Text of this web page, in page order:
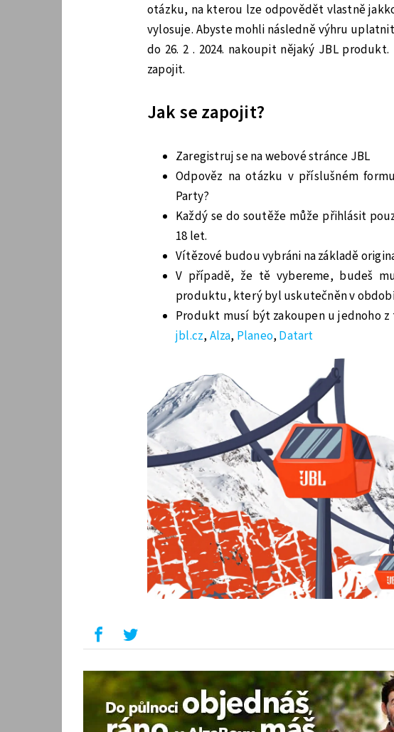
otázku, na kterou lze odpovědět vlastně
vylosuje. Abyste mohli následně výhru
do 26. 2 . 2024. nakoupit nějaký JBL
zapojit.
Jak se zapojit?
Zaregistruj se nawebové stránce JBL
Odpověz na otázku v příslušném
Party?
Každý se do soutěže může přihlásit
18 let.
Vítězové budou vybráni na základě
V případě, že tě vybereme, budeš
produktu, který byl uskutečněn v období
Produkt musí být zakoupen u jednoho
jbl.cz, Alza, Planeo, Datart